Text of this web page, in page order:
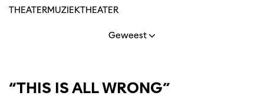
THEATERMUZIEKTHEATER
Geweest
“THIS IS ALL WRONG”